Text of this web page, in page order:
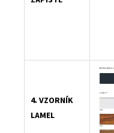
4. VZORNÍK
LAMEL